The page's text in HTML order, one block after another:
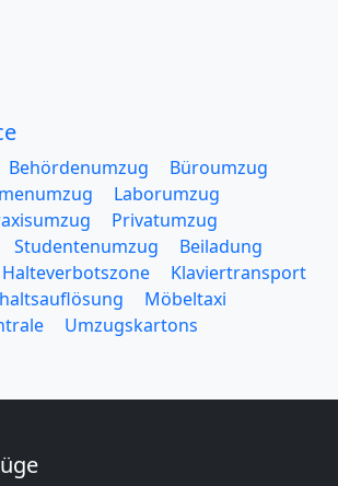
Behördenumzug
Büroumzug
Laborumzug
Privatumzug
Studentenumzug
Beiladung
Halteverbotszone
Klaviertransport
Möbeltaxi
Umzugskartons